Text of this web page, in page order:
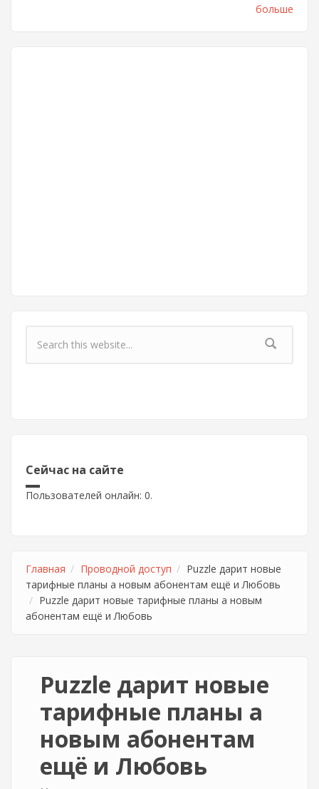
больше
Форма поиска
Сейчас на сайте
Пользователей онлайн: 0.
Главная Проводной доступ
Puzzle дарит новые
тарифные планы а новым абонентам ещё и Любовь
Puzzle дарит новые тарифные планы а новым
абонентам ещё и Любовь
Puzzle дарит новые
тарифные планы а
новым абонентам
ещё и Любовь